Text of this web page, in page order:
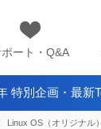
ート・Q&A
特別企画・最新
Linux OS（オリジナル